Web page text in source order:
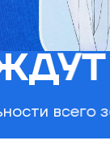
всего